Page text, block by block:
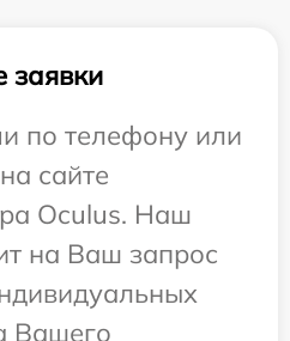
по телефону или
сайте
Oculus. Наш
на Ваш запрос
Вашего